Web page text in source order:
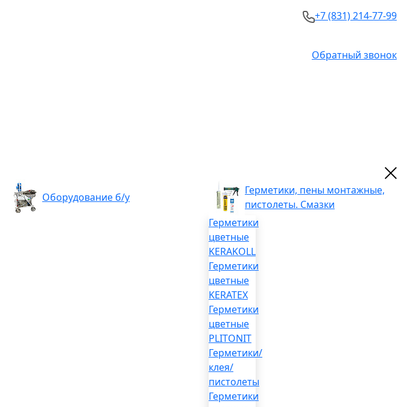
+7 (831) 214-77-99
Обратный звонок
Оборудование б/у
Герметики, пены монтажные,
пистолеты. Смазки
Герметики
цветные
KERAKOLL
Герметики
цветные
KERATEX
Герметики
цветные
PLITONIT
Герметики/
клея/
пистолеты
Герметики